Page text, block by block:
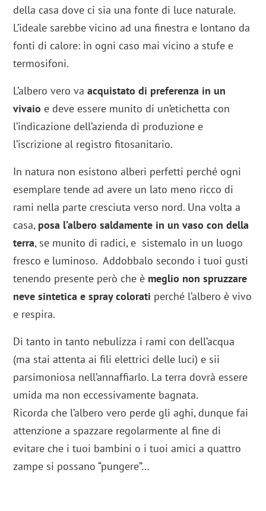
della casa dove ci sia una fonte di luce naturale.
L’ideale sarebbe vicino ad una finestra e lontano da
fonti di calore: in ogni caso mai vicino a stufe e
termosifoni.
L’albero vero vaacquistato di preferenza in un
vivaio e deve essere munito di un’etichetta con
l’indicazione dell’azienda di produzione e
l’iscrizione al registro fitosanitario.
In natura non esistono alberi perfetti perché ogni
esemplare tende ad avere un lato meno ricco di
rami nella parte cresciuta verso nord. Una volta a
casa, posa l’albero saldamente in un vaso con della
terra, se munito di radici, e sistemalo in un luogo
fresco e luminoso. Addobbalo secondo i tuoi gusti
tenendo presente però che è meglio non spruzzare
neve sintetica e spray colorati perché l’albero è vivo
e respira.
Di tanto in tanto nebulizza i rami con dell’acqua
(ma stai attenta ai fili elettrici delle luci) e sii
parsimoniosa nell’annaffiarlo. La terra dovrà essere
umida ma non eccessivamente bagnata.
Ricorda che l’albero vero perde gli aghi, dunque fai
attenzione a spazzare regolarmente al fine di
evitare che i tuoi bambini o i tuoi amici a quattro
zampe si possano “pungere”…